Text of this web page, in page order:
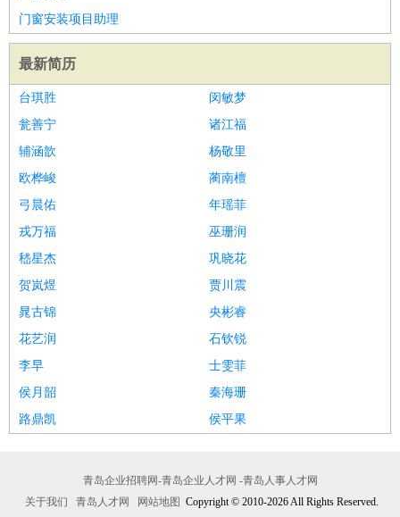
门窗安装项目助理
最新简历
台琪胜
闵敏梦
瓮善宁
诸江福
辅涵歆
杨敬里
欧桦峻
蔺南檀
弓晨佑
年瑶菲
戎万福
巫珊润
嵇星杰
巩晓花
贺岚煜
贾川震
晁古锦
央彬睿
花艺润
石钦锐
李早
士雯菲
侯月韶
秦海珊
路鼎凯
侯平果
青岛企业招聘网-青岛企业人才网 -青岛人事人才网
关于我们
青岛人才网 网站地图 Copyright © 2010-2026 All Rights Reserved.